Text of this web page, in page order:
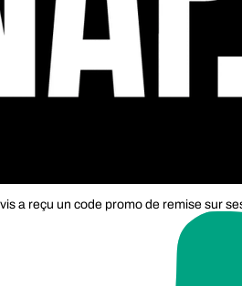
a reçu un code promo de remise sur